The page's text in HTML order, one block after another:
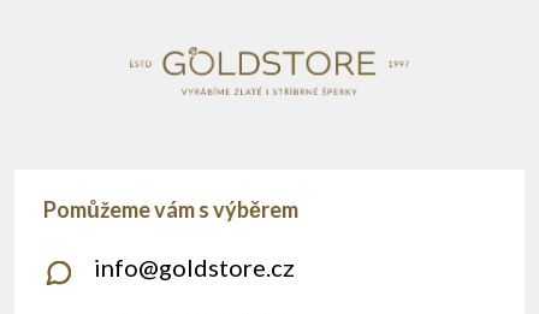
info@goldstore.cz